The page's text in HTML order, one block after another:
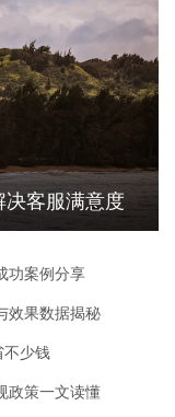
客服满意度
功案例分享
效果数据揭秘
少钱
政策一文读懂